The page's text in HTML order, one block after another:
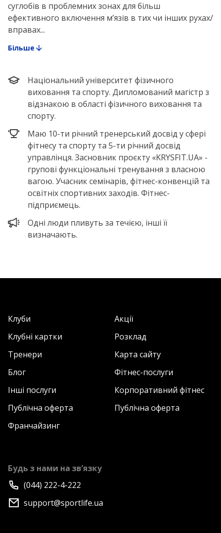
суглобів в проблемних зонах для більш
ефективного включення мʼязів в тих чи інших рухах/
вправах...
Більше
Національний університет фізичного
виховання та спорту. Дипломований магістр з
відзнакою в області фізичного виховання та
спорту.
Маю 10-ти річний тренерський досвід у сфері
фітнесу та спорту та 5-ти річний досвід
управлінця. Засновник проєкту «KRYSFIT.UA» -
групові функціональні тренування з власною
вагою. Учасник семінарів, фітнес-конвенцій та
освітніх спортивних заходів. Фітнес-
підприємець.
Одні люди пливуть за течією, інші її
визначають.
Клуби
Акції
Клубні картки
Розклад
Тренери
Карта сайту
Блог
Фітнес-послуги
Інші послуги
Корпоративний фітнес
Публічна оферта
Публічна оферта
Франчайзинг
Будь з нами на зв’язку
(044) 222-4-222
support@sportlife.ua